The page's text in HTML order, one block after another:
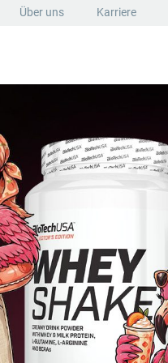
Über uns Karriere